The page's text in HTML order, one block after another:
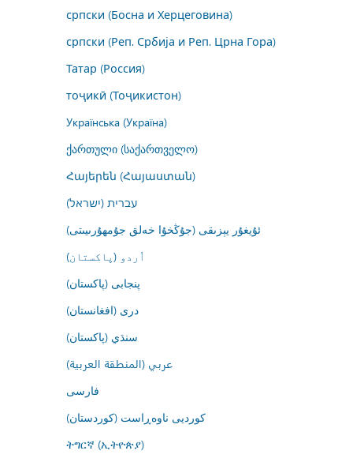
српски (Босна и Херцеговина)
српски (Реп. Србија и Реп. Црна Гора)
Татар (Россия)
тоҷикӣ (Тоҷикистон)
Українська (Україна)
ქართული (საქართველო)
Հայերեն (Հայաստան)
עברית (ישראל)
ئۇيغۇر يېزىقى (جۇڭخۇا خەلق جۇمھۇرىيىتى)
اُردو (پاکستان)
پنجابی (پاکستان)
درى (افغانستان)
سنڌي (پاکستان)
عربي (المنطقة العربية)
فارسى
کوردیی ناوەڕاست (کوردستان)
ትግርኛ (ኢትዮጵያ)